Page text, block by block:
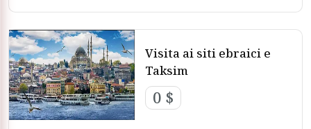
Visita ai siti ebraici e
Taksim
0 $